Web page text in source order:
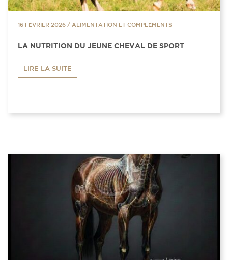
16 FÉVRIER 2026 / ALIMENTATION ET COMPLÉMENTS
LA NUTRITION DU JEUNE CHEVAL DE SPORT
LIRE LA SUITE